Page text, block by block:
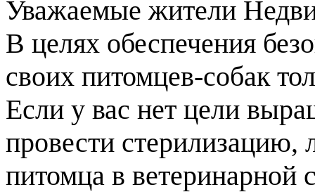
Уважаемые жители
В целях обеспечения
своих питомцев-собак
Если у вас нет цели
провести стерилизацию,
питомца в ветеринарной